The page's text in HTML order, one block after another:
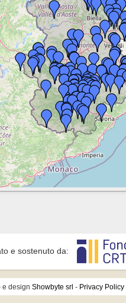
e sostenuto da:
e design Showbyte srl - Privacy Policy